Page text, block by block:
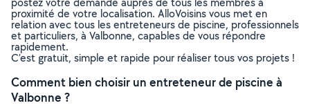
proximité de votre localisation. AlloVoisins vous met en
relation avec tous les entreteneurs de piscine, professionnels
et particuliers, à Valbonne, capables de vous répondre
rapidement.
C’est gratuit, simple et rapide pour réaliser tous vos projets !
Comment bien choisir un entreteneur de piscine à
Valbonne ?